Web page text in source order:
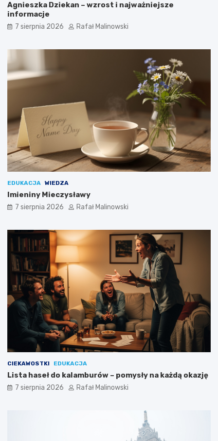
Agnieszka Dziekan – wzrost i najważniejsze
informacje
7 sierpnia 2026 Rafał Malinowski
EDUKACJA WIEDZA
Imieniny Mieczysławy
7 sierpnia 2026 Rafał Malinowski
CIEKAWOSTKI EDUKACJA
Lista haseł do kalamburów – pomysły na każdą okazję
7 sierpnia 2026 Rafał Malinowski